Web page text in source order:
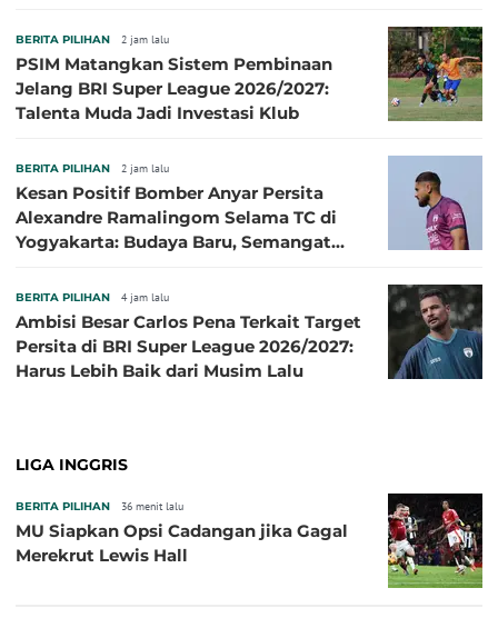
BERITA PILIHAN 2 jam lalu
PSIM Matangkan Sistem Pembinaan
Jelang BRI Super League 2026/2027:
Talenta Muda Jadi Investasi Klub
BERITA PILIHAN 2 jam lalu
Kesan Positif Bomber Anyar Persita
Alexandre Ramalingom Selama TC di
Yogyakarta: Budaya Baru, Semangat
BERITA PILIHAN 4 jam lalu
Ambisi Besar Carlos Pena Terkait Target
Persita di BRI Super League 2026/2027:
Harus Lebih Baik dari Musim Lalu
LIGA INGGRIS
BERITA PILIHAN 36 menit lalu
MU Siapkan Opsi Cadangan jika Gagal
Merekrut Lewis Hall